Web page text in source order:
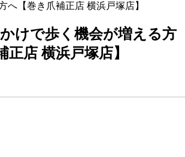
へ【巻き爪補正店 横浜戸塚店】
けで歩く機会が増える方
正店 横浜戸塚店】